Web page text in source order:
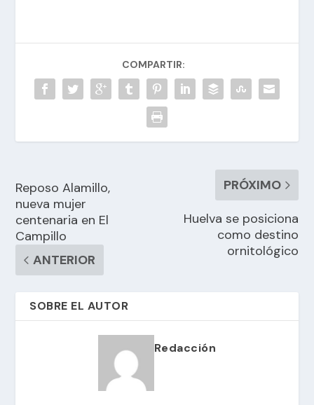
COMPARTIR:
Reposo Alamillo,
nueva mujer
centenaria en El
Campillo
ANTERIOR
PRÓXIMO
Huelva se posiciona
como destino
ornitológico
SOBRE EL AUTOR
Redacción